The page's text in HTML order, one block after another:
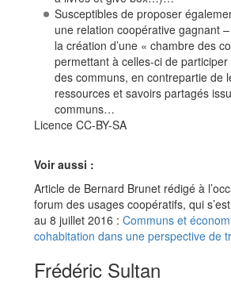
Susceptibles de proposer
une relation coopérative gagnant
la création d’une « chambre des
permettant à celles-ci de
des communs, en contrepartie de
ressources et savoirs partagés
communs…
Licence CC-BY-SA
Voir aussi :
Article de Bernard Brunet rédigé à
forum des usages coopératifs, qui
au 8 juillet 2016 : Communs et
cohabitation dans une perspective de
Frédéric Sultan